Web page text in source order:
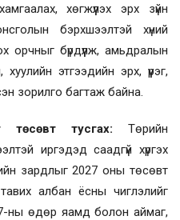
хөгжүүлэх эрх зүйн
бэрхшээлтэй хүний
орчныг бүрдүүлж, амьдралын
этгээдийн эрх, үүрэг,
зорилго багтаж байна.
төсөвт тусгах: Төрийн
иргэдэд саадгүй хүргэх
зардлыг 2027 оны төсөвт
албан ёсны чиглэлийг
ны өдөр яамд болон аймаг,